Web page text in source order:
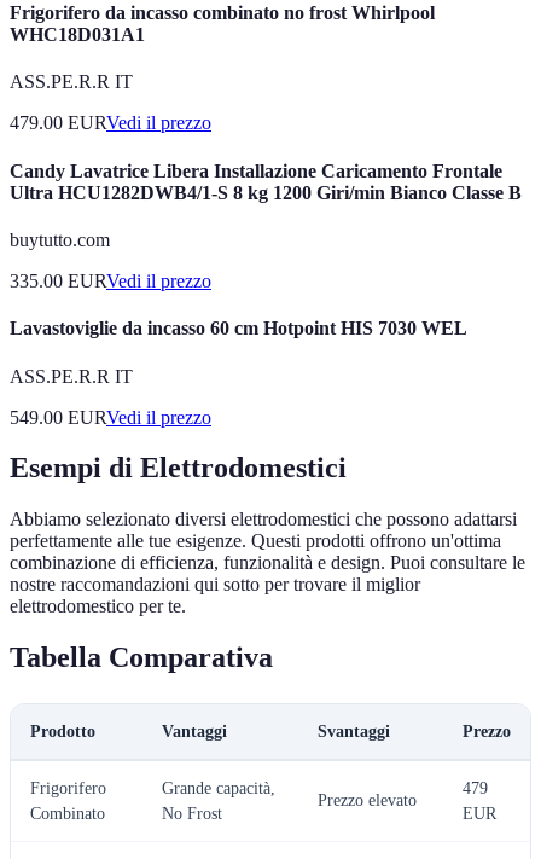
Frigorifero da incasso combinato no frost Whirlpool
WHC18D031A1
ASS.PE.R.R IT
479.00 EURVedi il prezzo
Candy Lavatrice Libera Installazione Caricamento Frontale
Ultra HCU1282DWB4/1-S 8 kg 1200 Giri/min Bianco Classe B
buytutto.com
335.00 EURVedi il prezzo
Lavastoviglie da incasso 60 cm Hotpoint HIS 7030 WEL
ASS.PE.R.R IT
549.00 EURVedi il prezzo
Esempi di Elettrodomestici
Abbiamo selezionato diversi elettrodomestici che possono adattarsi
perfettamente alle tue esigenze. Questi prodotti offrono un'ottima
combinazione di efficienza, funzionalità e design. Puoi consultare le
nostre raccomandazioni qui sotto per trovare il miglior
elettrodomestico per te.
Tabella Comparativa
Prodotto Vantaggi Svantaggi Prezzo
Frigorifero
Combinato
Grande capacità,
No Frost
Prezzo elevato
479
EUR